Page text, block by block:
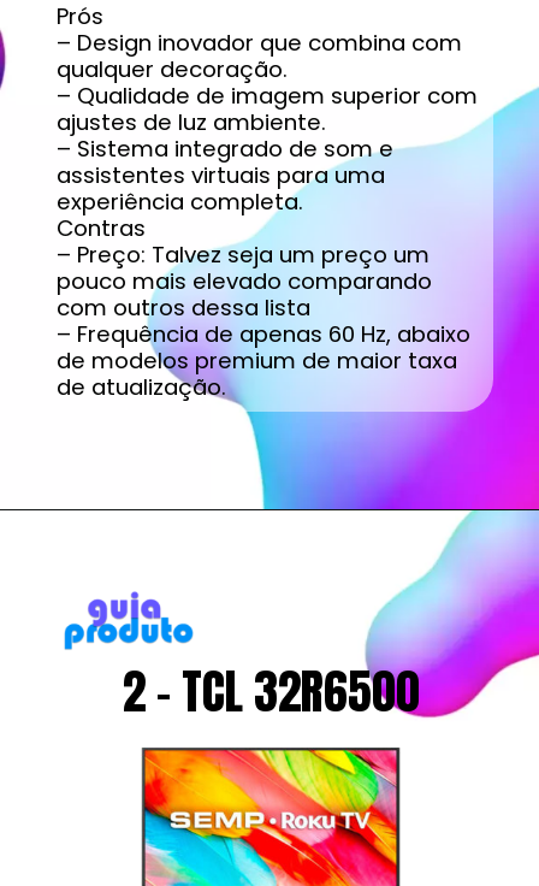
Prós
– Design inovador que combina com
qualquer decoração.
– Qualidade de imagem superior com
ajustes de luz ambiente.
– Sistema integrado de som e
assistentes virtuais para uma
experiência completa.
Contras
– Preço: Talvez seja um preço um
pouco mais elevado comparando
com outros dessa lista
– Frequência de apenas 60 Hz, abaixo
de modelos premium de maior taxa
de atualização.
2 - TCL 32R6500